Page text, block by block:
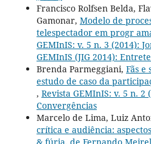
Francisco Rolfsen Belda,
Gamonar, Modelo de
telespectador em progr
GEMInIS: v. 5 n. 3 (2014):
GEMInIS (JIG 2014):
Brenda Parmeggiani, Fãs e
estudo de caso da
, Revista GEMInIS: v. 5 n. 2
Convergências
Marcelo de Lima, Luiz
crítica e audiência: